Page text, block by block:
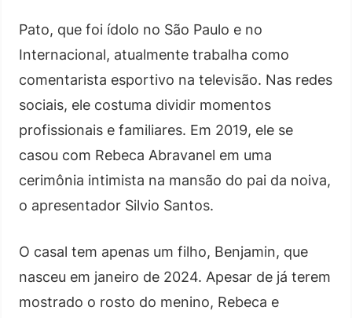
Pato, que foi ídolo no São Paulo e no
Internacional, atualmente trabalha como
comentarista esportivo na televisão. Nas redes
sociais, ele costuma dividir momentos
profissionais e familiares. Em 2019, ele se
casou com Rebeca Abravanel em uma
cerimônia intimista na mansão do pai da noiva,
o apresentador Silvio Santos.
O casal tem apenas um filho, Benjamin, que
nasceu em janeiro de 2024. Apesar de já terem
mostrado o rosto do menino, Rebeca e